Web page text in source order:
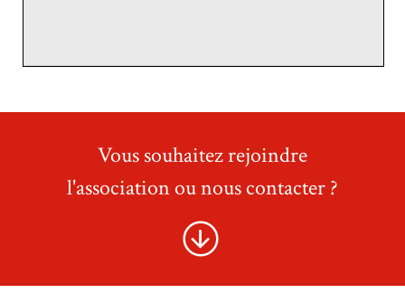
Vous souhaitez rejoindre
l'association ou nous contacter ?